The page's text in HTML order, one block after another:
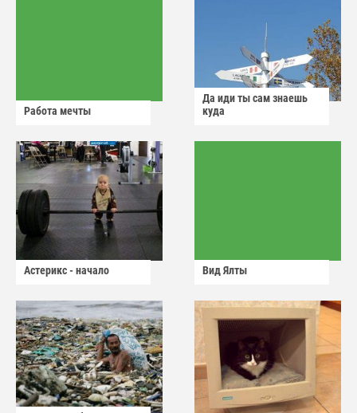
Работа мечты
Да иди ты сам знаешь
куда
Астерикс - начало Вид Ялты